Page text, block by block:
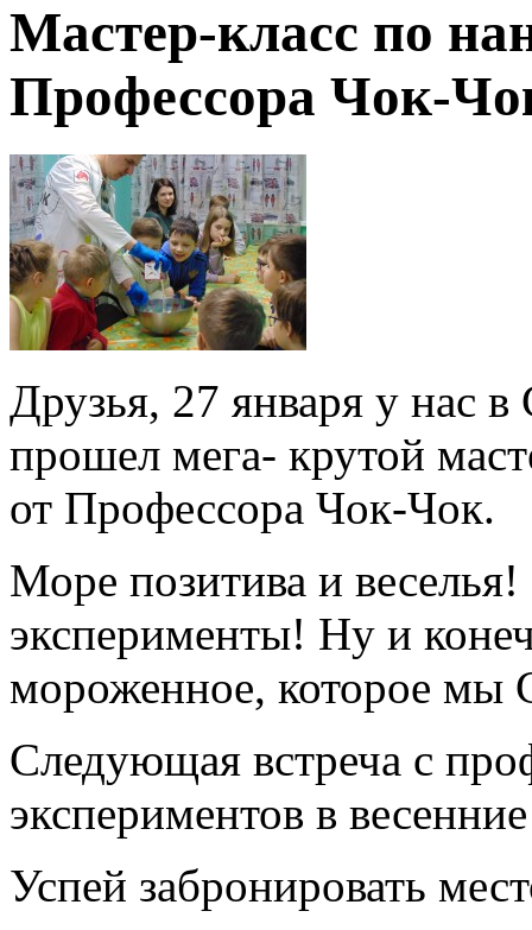
Мастер-класс по
Профессора Чок-
Друзья, 27 января у нас
прошел мега- крутой
от Профессора Чок-Чок.
Море позитива и
эксперименты! Ну и
мороженное, которое
Следующая встреча с
экспериментов в
Успей забронировать